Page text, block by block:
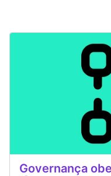
Governança